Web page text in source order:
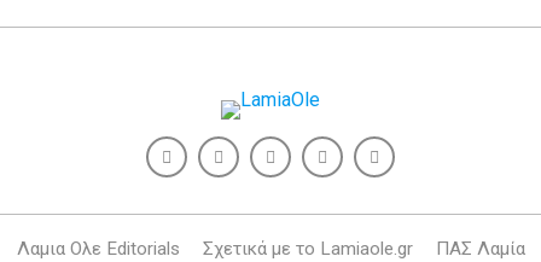
Λαμια Ολε Editorials Σχετικά με το Lamiaole.gr ΠΑΣ Λαμία